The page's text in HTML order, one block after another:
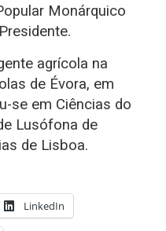
Monárquico
agrícola na
de Évora, em
se em Ciências do
Lusófona de
de Lisboa.
LinkedIn